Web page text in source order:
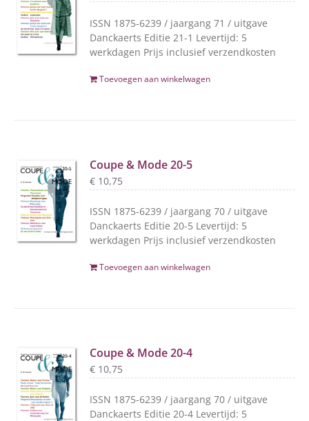
ISSN 1875-6239 / jaargang 71 / uitgave
Danckaerts Editie 21-1 Levertijd: 5
werkdagen Prijs inclusief verzendkosten
Toevoegen aan winkelwagen
Coupe & Mode 20-5
€ 10,75
ISSN 1875-6239 / jaargang 70 / uitgave
Danckaerts Editie 20-5 Levertijd: 5
werkdagen Prijs inclusief verzendkosten
Toevoegen aan winkelwagen
Coupe & Mode 20-4
€ 10,75
ISSN 1875-6239 / jaargang 70 / uitgave
Danckaerts Editie 20-4 Levertijd: 5